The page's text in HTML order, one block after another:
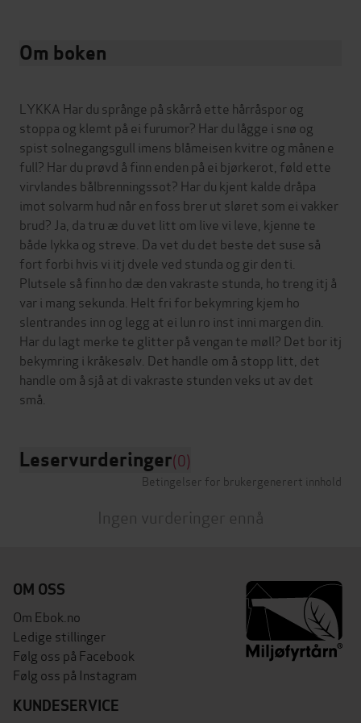
Om boken
LYKKA Har du språnge på skårrå ette hårråspor og
stoppa og klemt på ei furumor? Har du lågge i snø og
spist solnegangsgull imens blåmeisen kvitre og månen e
full? Har du prøvd å finn enden på ei bjørkerot, føld ette
virvlandes bålbrenningssot? Har du kjent kalde dråpa
imot solvarm hud når en foss brer ut sløret som ei vakker
brud? Ja, da tru æ du vet litt om live vi leve, kjenne te
både lykka og streve. Da vet du det beste det suse så
fort forbi hvis vi itj dvele ved stunda og gir den ti.
Plutsele så finn ho dæ den vakraste stunda, ho treng itj å
var i mang sekunda. Helt fri for bekymring kjem ho
slentrandes inn og legg at ei lun ro inst inni margen din.
Har du lagt merke te glitter på vengan te møll? Det bor itj
bekymring i kråkesølv. Det handle om å stopp litt, det
handle om å sjå at di vakraste stunden veks ut av det
Leservurderinger(0)
Betingelser for brukergenerert innhold
Ingen vurderinger ennå
OM OSS
Om Ebok.no
Ledige stillinger
Følg oss på Facebook
Følg oss på Instagram
KUNDESERVICE